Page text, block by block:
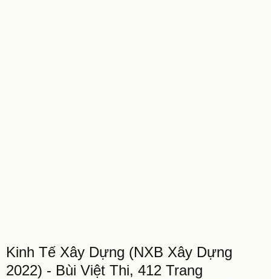
Kinh Tế Xây Dựng (NXB Xây Dựng
2022) - Bùi Việt Thi, 412 Trang